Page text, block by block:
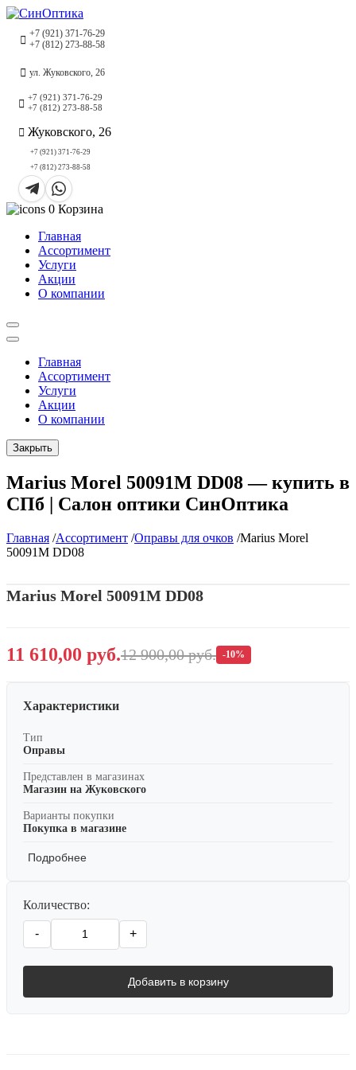
+7 (921) 371-76-29
+7 (812) 273-88-58
ул. Жуковского, 26
+7 (921) 371-76-29
+7 (812) 273-88-58
Жуковского, 26
+7 (921) 371-76-29
+7 (812) 273-88-58
0 Корзина
Главная
Ассортимент
Услуги
Акции
О компании
Главная
Ассортимент
Услуги
Акции
О компании
Закрыть
Marius Morel 50091M DD08 — купить в
СПб | Салон оптики СинОптика
Главная /Ассортимент /Оправы для очков /Marius Morel
50091M DD08
Marius Morel 50091M DD08
11 610,00 руб.12 900,00 руб. -10%
Характеристики
Тип
Оправы
Представлен в магазинах
Магазин на Жуковского
Варианты покупки
Покупка в магазине
Подробнее
Количество:
- +
Добавить в корзину